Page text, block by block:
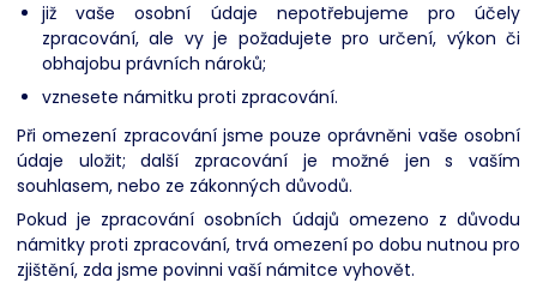
již vaše osobní údaje nepotřebujeme pro účely
zpracování, ale vy je požadujete pro určení, výkon či
obhajobu právních nároků;
vznesete námitku proti zpracování.
Při omezení zpracování jsme pouze oprávněni vaše osobní
údaje uložit; další zpracování je možné jen s vaším
souhlasem, nebo ze zákonných důvodů.
Pokud je zpracování osobních údajů omezeno z důvodu
námitky proti zpracování, trvá omezení po dobu nutnou pro
zjištění, zda jsme povinni vaší námitce vyhovět.